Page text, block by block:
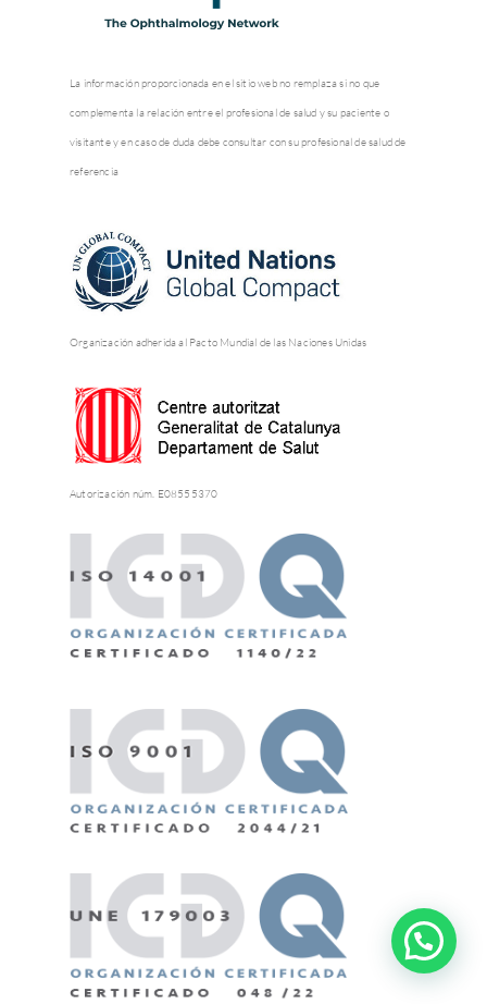
La información proporcionada en el sitio web no remplaza si no que
complementa la relación entre el profesional de salud y su paciente o
visitante y en caso de duda debe consultar con su profesional de salud de
referencia
Organización adherida al Pacto Mundial de las Naciones Unidas
Autorización núm. E08555370
¿Tienes alguna duda?